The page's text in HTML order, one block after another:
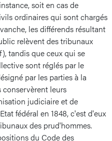
soit en cas de
ordinaires qui sont chargés
les différends résultant
relèvent des tribunaux
tandis que ceux qui se
sont réglés par le
par les parties à la
leurs
judiciaire et de
fédéral en 1848, c'est d'eux
des prud'hommes.
du Code des